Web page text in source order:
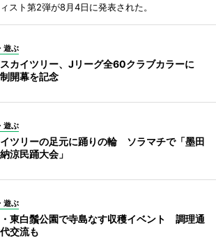
スト第2弾が8月4日に発表された。
遊ぶ
カイツリー、Jリーグ全60クラブカラーに
開幕を記念
遊ぶ
ツリーの足元に踊りの輪 ソラマチで「墨田
涼民踊大会」
遊ぶ
東白鬚公園で寺島なす収穫イベント 調理通
交流も